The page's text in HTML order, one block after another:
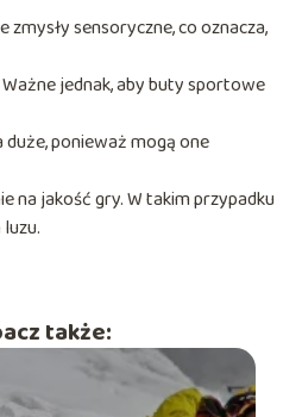
sensoryczne, co oznacza,
jednak, aby buty sportowe
ponieważ mogą one
na jakość gry. W takim przypadku
także: